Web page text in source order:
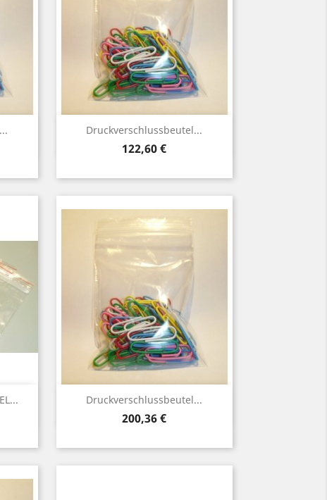
Druckverschlussbeutel...
Preis
122,60 €
Vorschau
Druckverschlussbeutel...
Preis
200,36 €
Vorschau